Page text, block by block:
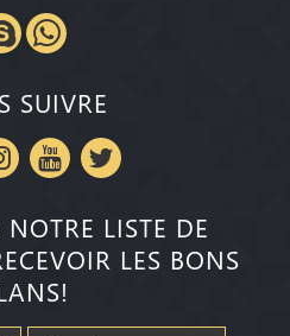
SUIVRE
LISTE DE
LES BONS